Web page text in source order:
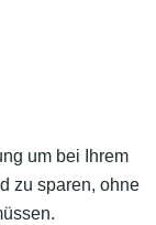
um bei Ihrem
zu sparen, ohne